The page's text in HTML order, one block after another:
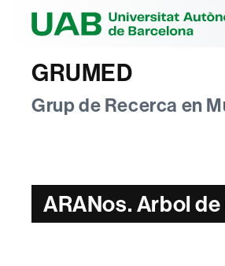
GRUMED
Grup de Recerca en
ARANos. Arbol